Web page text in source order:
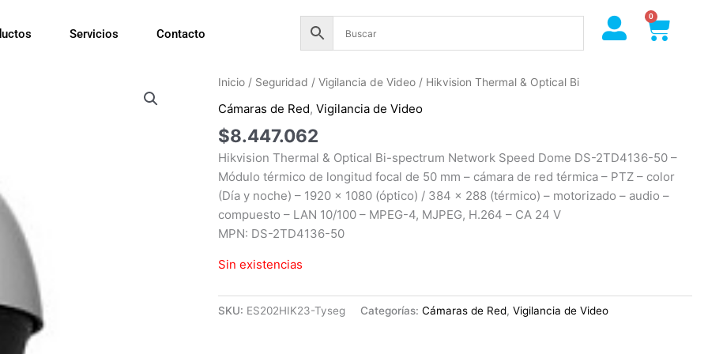
Servicios Contacto
0
Cart
Inicio / Seguridad /Vigilancia de Video / Hikvision Thermal & Optical Bi
Cámaras de Red,Vigilancia de Video
$8.447.062
Hikvision Thermal & Optical Bi-spectrum Network Speed Dome DS-2TD4136-50 –
Módulo térmico de longitud focal de 50 mm – cámara de red térmica – PTZ – color
(Día y noche) – 1920 x 1080 (óptico) / 384 x 288 (térmico) – motorizado – audio –
compuesto – LAN 10/100 – MPEG-4, MJPEG, H.264 – CA 24 V
MPN: DS-2TD4136-50
Sin existencias
SKU: ES202HIK23-Tyseg Categorías:Cámaras de Red,Vigilancia de Video